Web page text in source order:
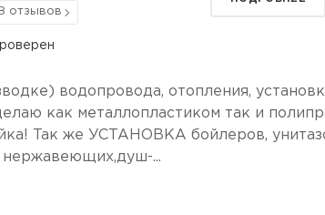
отзывов
водопровода, отопления,
как металлопластиком так и
Так же УСТАНОВКА бойлеров,
нержавеющих,душ-...